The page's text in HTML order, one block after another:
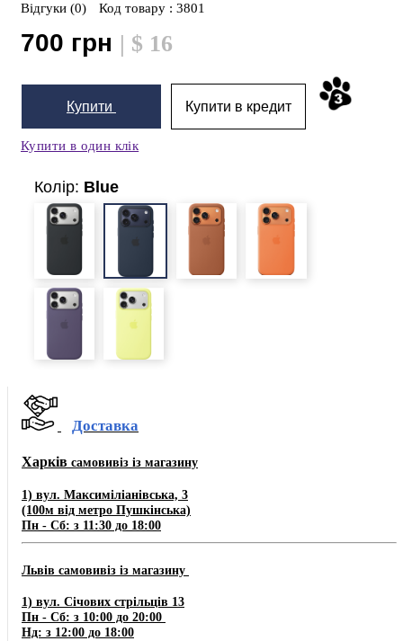
Відгуки (0) Код товару : 3801
700 грн | $ 16
Купити Купити в кредит
Купити в один клік
Колір: Blue
Доставка
Харків самовивіз із магазину
1) вул. Максиміліанівська, 3
(100м від метро Пушкінська)
Пн - Сб: з 11:30 до 18:00
Львів самовивіз із магазину
​1) ​​​вул. Січових стрільців 13
Пн - Сб: з 10:00 до 20:00
Нд: з 12:00 до 18:00